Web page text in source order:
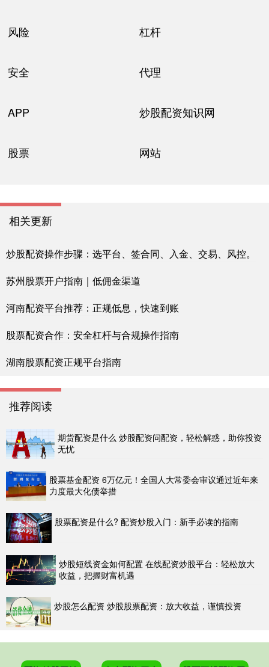
风险 杠杆
安全 代理
APP 炒股配资知识网
股票 网站
相关更新
炒股配资操作步骤：选平台、签合同、入金、交易、风控。
苏州股票开户指南｜低佣金渠道
河南配资平台推荐：正规低息，快速到账
股票配资合作：安全杠杆与合规操作指南
湖南股票配资正规平台指南
推荐阅读
期货配资是什么 炒股配资问配资，轻松解惑，助你投资
无忧
股票基金配资 6万亿元！全国人大常委会审议通过近年来
力度最大化债举措
股票配资是什么? 配资炒股入门：新手必读的指南
炒股短线资金如何配置 在线配资炒股平台：轻松放大
收益，把握财富机遇
炒股怎么配资 炒股股票配资：放大收益，谨慎投资